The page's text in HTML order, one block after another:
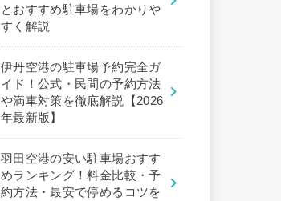
とおすすめ駐車場をわかりや
すく解説
伊丹空港の駐車場予約完全ガ
イド！公式・民間の予約方法
や満車対策を徹底解説【2026
年最新版】
羽田空港の安い駐車場おすす
めランキング！料金比較・予
約方法・最安で停めるコツを